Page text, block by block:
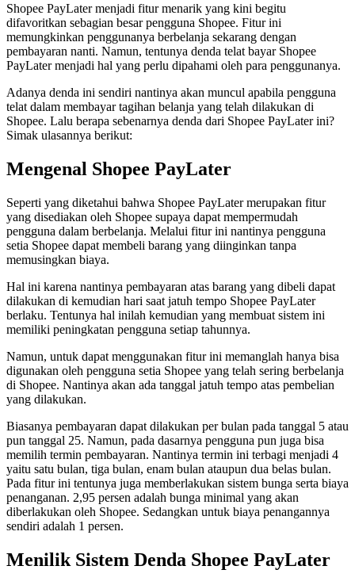
Shopee PayLater menjadi fitur menarik yang kini begitu
difavoritkan sebagian besar pengguna Shopee. Fitur ini
memungkinkan penggunanya berbelanja sekarang dengan
pembayaran nanti. Namun, tentunya denda telat bayar Shopee
PayLater menjadi hal yang perlu dipahami oleh para penggunanya.
Adanya denda ini sendiri nantinya akan muncul apabila pengguna
telat dalam membayar tagihan belanja yang telah dilakukan di
Shopee. Lalu berapa sebenarnya denda dari Shopee PayLater ini?
Simak ulasannya berikut:
Mengenal Shopee PayLater
Seperti yang diketahui bahwa Shopee PayLater merupakan fitur
yang disediakan oleh Shopee supaya dapat mempermudah
pengguna dalam berbelanja. Melalui fitur ini nantinya pengguna
setia Shopee dapat membeli barang yang diinginkan tanpa
memusingkan biaya.
Hal ini karena nantinya pembayaran atas barang yang dibeli dapat
dilakukan di kemudian hari saat jatuh tempo Shopee PayLater
berlaku. Tentunya hal inilah kemudian yang membuat sistem ini
memiliki peningkatan pengguna setiap tahunnya.
Namun, untuk dapat menggunakan fitur ini memanglah hanya bisa
digunakan oleh pengguna setia Shopee yang telah sering berbelanja
di Shopee. Nantinya akan ada tanggal jatuh tempo atas pembelian
yang dilakukan.
Biasanya pembayaran dapat dilakukan per bulan pada tanggal 5 atau
pun tanggal 25. Namun, pada dasarnya pengguna pun juga bisa
memilih termin pembayaran. Nantinya termin ini terbagi menjadi 4
yaitu satu bulan, tiga bulan, enam bulan ataupun dua belas bulan.
Pada fitur ini tentunya juga memberlakukan sistem bunga serta biaya
penanganan. 2,95 persen adalah bunga minimal yang akan
diberlakukan oleh Shopee. Sedangkan untuk biaya penangannya
sendiri adalah 1 persen.
Menilik Sistem Denda Shopee PayLater